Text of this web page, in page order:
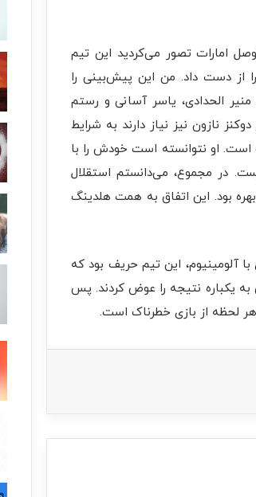
۷ بر یک استقلال برابر الوصل امارات تصور می‌کردید این تیم
از دست داد. من این پیش‌بینی را
الحدادی، یاسر آسانی و رستم
نازون نیز نیاز دارند به شرایط
است. او نتوانسته است خودش را با
در مجموع، می‌دانستم استقلال
بود. این اتفاق به همت هلدینگ
آلومینیوم، این تیم حریف بود که
به یکباره نتیجه را عوض کردند. پس
لحظه از بازی خطرناک است.